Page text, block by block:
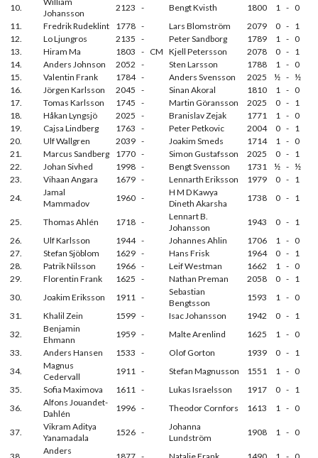
10.
Johansson
2123 - Bengt Kvisth 1800 1 - 0
11.
Fredrik Rudeklint 1778 - Lars Blomström 2079 0 - 1
12.
Lo Ljungros 2135 - Peter Sandborg 1789 1 - 0
13.
Hiram Ma 1803 - CM Kjell Petersson 2078 0 - 1
14.
Anders Johnson 2052 - Sten Larsson 1788 1 - 0
15.
Valentin Frank 1784 - Anders Svensson 2025 ½ - ½
16.
Jörgen Karlsson 2045 - Sinan Akoral 1810 1 - 0
17.
Tomas Karlsson 1745 - Martin Göransson 2025 0 - 1
18.
Håkan Lyngsjö 2025 - Branislav Zejak 1771 1 - 0
19.
Cajsa Lindberg 1763 - Peter Petkovic 2004 0 - 1
20.
Ulf Wallgren 2039 - Joakim Smeds 1714 1 - 0
21.
Marcus Sandberg 1770 - Simon Gustafsson 2025 0 - 1
22.
Johan Sivhed 1998 - Bengt Svensson 1731 ½ - ½
23.
Vihaan Angara 1679 - Lennarth Eriksson 1979 0 - 1
24.
Jamal
Mammadov
1960 -
H M D Kawya
Dineth Akarsha
1738 0 - 1
25. Thomas Ahlén 1718 -
Lennart B.
Johansson
1943 0 - 1
26.
Ulf Karlsson 1944 - Johannes Ahlin 1706 1 - 0
27.
Stefan Sjöblom 1629 - Hans Frisk 1964 0 - 1
28.
Patrik Nilsson 1966 - Leif Westman 1662 1 - 0
29.
Florentin Frank 1625 - Nathan Preman 2058 0 - 1
30.
Joakim Eriksson 1911 -
Sebastian
Bengtsson
1593 1 - 0
31.
Khalil Zein 1599 - Isac Johansson 1942 0 - 1
32.
Benjamin
Ehmann
1959 - Malte Arenlind 1625 1 - 0
33.
Anders Hansen 1533 - Olof Gorton 1939 0 - 1
34.
Magnus
Cedervall
1911 - Stefan Magnusson 1551 1 - 0
35.
Sofia Maximova 1611 - Lukas Israelsson 1917 0 - 1
36.
Alfons Jouandet-
Dahlén
1996 - Theodor Cornfors 1613 1 - 0
37.
Vikram Aditya
Yanamadala
1526 -
Johanna
Lundström
1908 1 - 0
Anders